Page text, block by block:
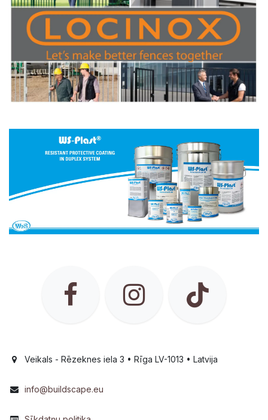
Veikals - Rēzeknes iela 3 • Rīga LV-1013 • Latvija
info@buildscape.eu